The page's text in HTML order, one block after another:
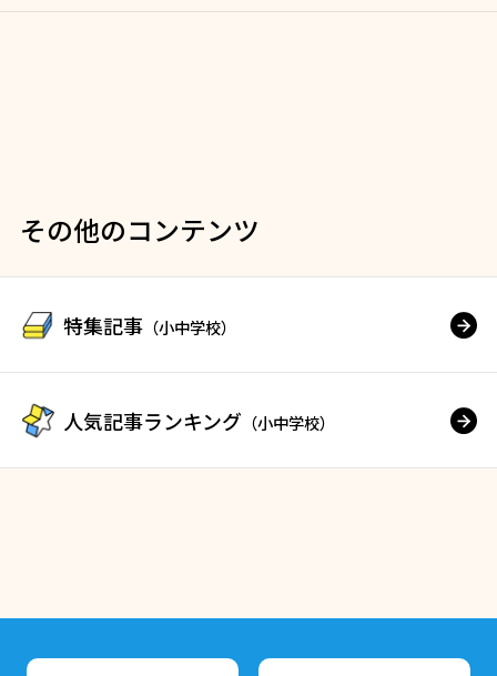
その他のコンテンツ
特集記事 （小中学校）
人気記事ランキング （小中学校）